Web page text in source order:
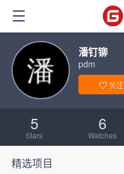
潘钉铆
pdm
关注
5
Stars
6
Watches
精选项目